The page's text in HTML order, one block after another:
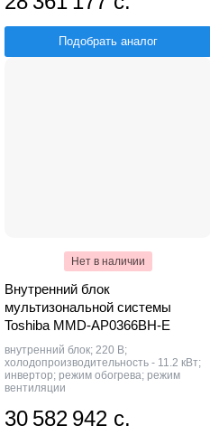
Подобрать аналог
Нет в наличии
Внутренний блок
мультизональной системы
Toshiba MMD-AP0366BH-E
внутренний блок; 220 В;
холодопроизводительность - 11.2 кВт;
инвертор; режим обогрева; режим
вентиляции
30 582 942 с.